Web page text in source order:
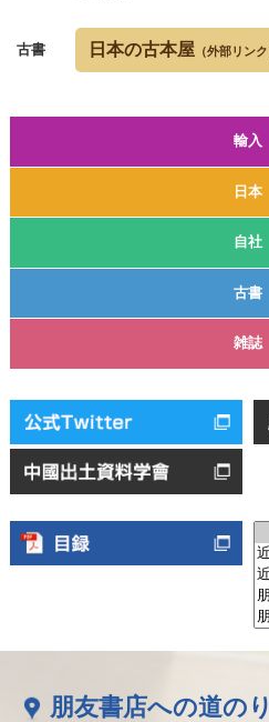
輸入
日本
自社
古書
雑誌
古書 日本の古本屋 （外部リンク
朋友書店への道のり